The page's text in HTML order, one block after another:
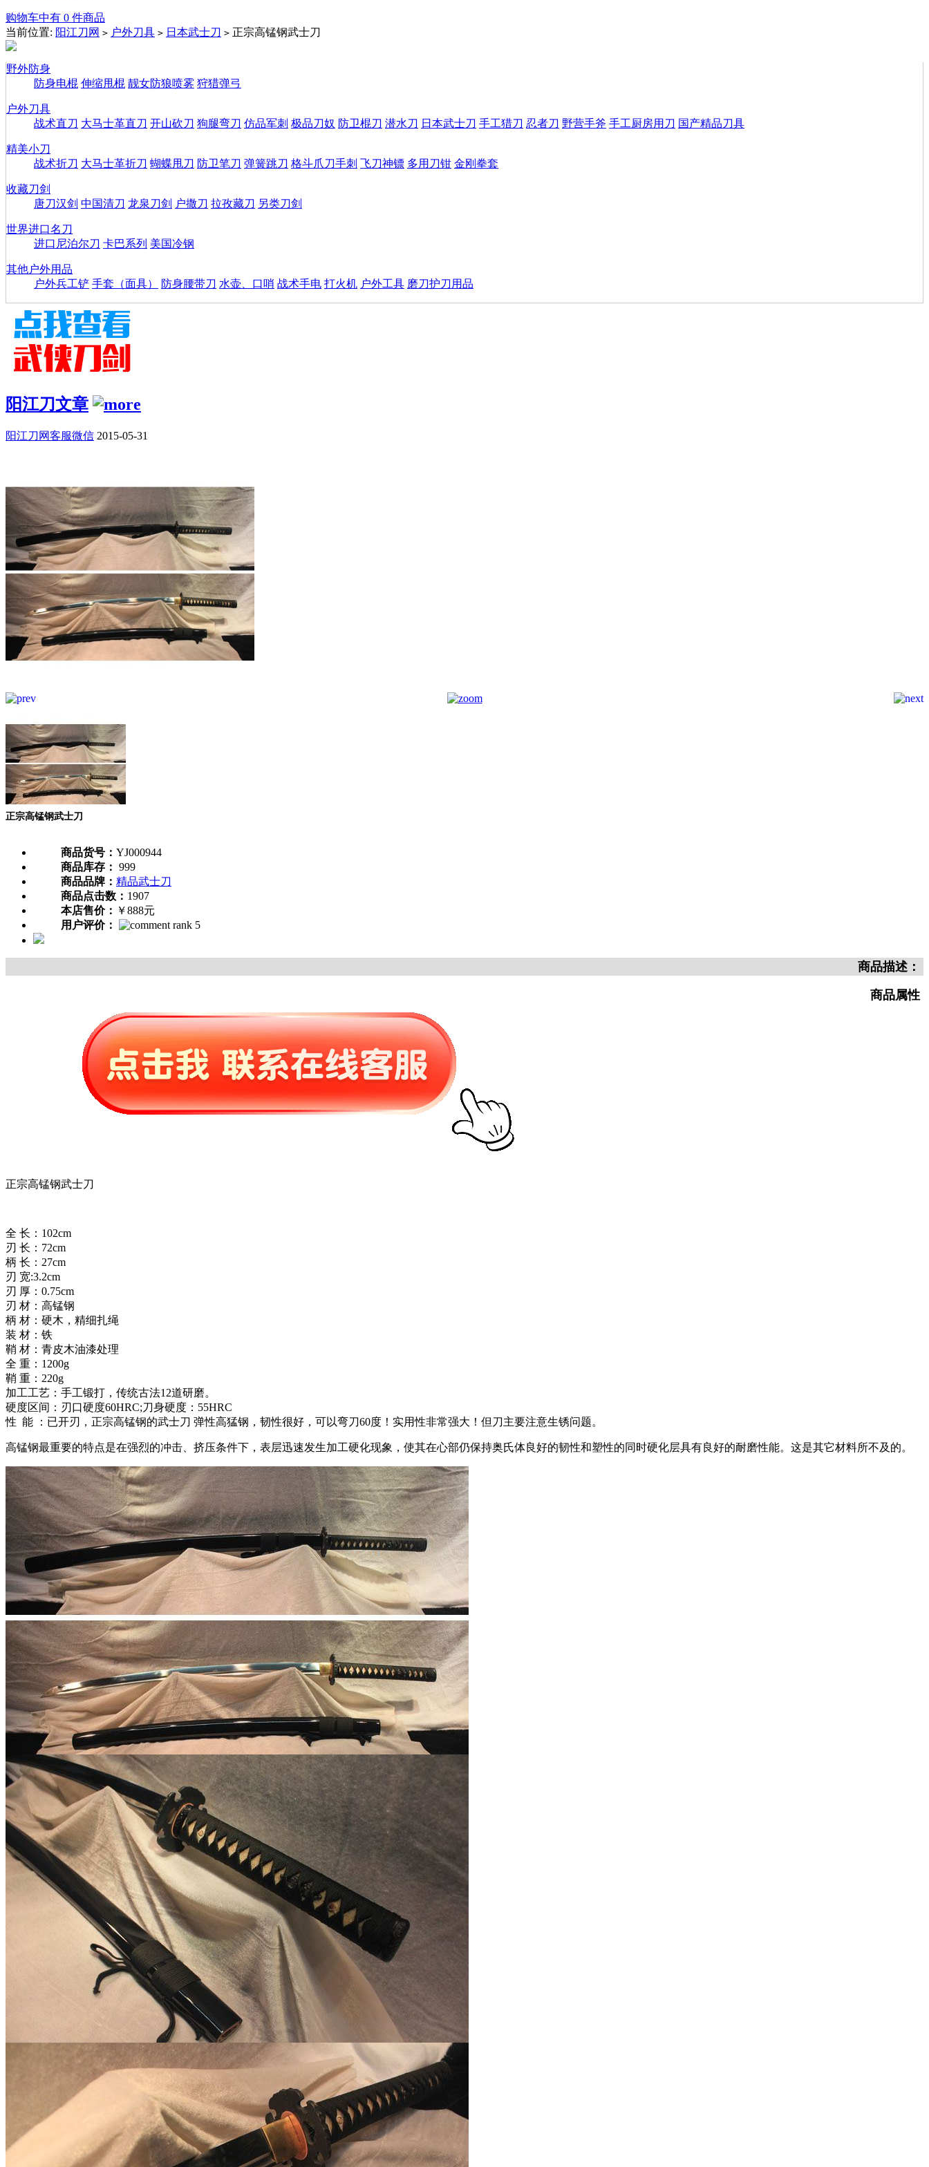
购物车中有 0 件商品
当前位置: 阳江刀网 > 户外刀具 > 日本武士刀 > 正宗高锰钢武士刀
野外防身
防身电棍 伸缩甩棍 靓女防狼喷雾 狩猎弹弓
户外刀具
战术直刀 大马士革直刀 开山砍刀 狗腿弯刀 仿品军刺 极品刀奴 防卫棍刀 潜水刀 日本武士刀 手工猎刀 忍者刀 野营手斧 手工厨房用刀 国产精品刀具
精美小刀
战术折刀 大马士革折刀 蝴蝶甩刀 防卫笔刀 弹簧跳刀 格斗爪刀手刺 飞刀神镖 多用刀钳 金刚拳套
收藏刀剑
唐刀汉剑 中国清刀 龙泉刀剑 户撒刀 拉孜藏刀 另类刀剑
世界进口名刀
进口尼泊尔刀 卡巴系列 美国冷钢
其他户外用品
户外兵工铲 手套（面具） 防身腰带刀 水壶、口哨 战术手电 打火机 户外工具 磨刀护刀用品
阳江刀文章
阳江刀网客服微信 2015-05-31
正宗高锰钢武士刀
商品货号： YJ000944
商品库存： 999
商品品牌： 精品武士刀
商品点击数： 1907
本店售价： ￥888元
用户评价：
商品描述：
商品属性
正宗高锰钢武士刀
全 长：102cm
刃 长：72cm
柄 长：27cm
刃 宽:3.2cm
刃 厚：0.75cm
刃 材：高锰钢
柄 材：硬木，精细扎绳
装 材：铁
鞘 材：青皮木油漆处理
全 重：1200g
鞘 重：220g
加工工艺：手工锻打，传统古法12道研磨。
硬度区间：刃口硬度60HRC;刀身硬度：55HRC
性 能 ：已开刃，正宗高锰钢的武士刀 弹性高猛钢，韧性很好，可以弯刀60度！实用性非常强大！但刀主要注意生锈问题。
高锰钢最重要的特点是在强烈的冲击、挤压条件下，表层迅速发生加工硬化现象，使其在心部仍保持奥氏体良好的韧性和塑性的同时硬化层具有良好的耐磨性能。这是其它材料所不及的。